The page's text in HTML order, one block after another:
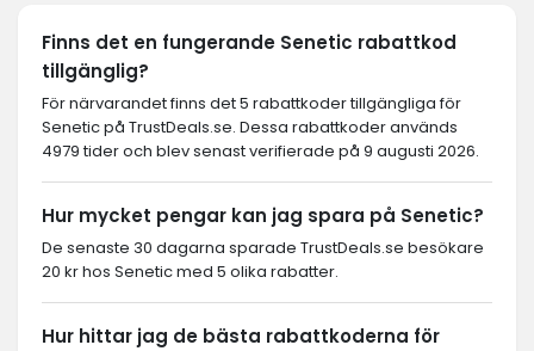
Finns det en fungerande Senetic rabattkod
tillgänglig?
För närvarandet finns det 5 rabattkoder tillgängliga för
Senetic på TrustDeals.se. Dessa rabattkoder används
4979 tider och blev senast verifierade på 9 augusti 2026.
Hur mycket pengar kan jag spara på Senetic?
De senaste 30 dagarna sparade TrustDeals.se besökare
20 kr hos Senetic med 5 olika rabatter.
Hur hittar jag de bästa rabattkoderna för